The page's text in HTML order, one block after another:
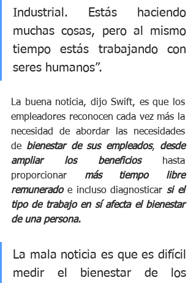
Industrial. Estás haciendo
muchas cosas, pero al mismo
tiempo estás trabajando con
seres humanos”.
La buena noticia, dijo Swift, es que los
empleadores reconocen cada vez más la
necesidad de abordar las necesidades
de bienestar de sus empleados, desde
ampliar los beneficios hasta
proporcionar más tiempo libre
remunerado e incluso diagnosticar si el
tipo de trabajo en sí afecta el bienestar
de una persona.
La mala noticia es que es difícil
medir el bienestar de los